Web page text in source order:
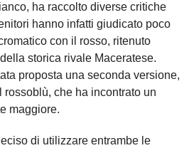
ha raccolto diverse critiche
hanno infatti giudicato poco
con il rosso, ritenuto
storica rivale Maceratese.
proposta una seconda versione,
che ha incontrato un
maggiore.
di utilizzare entrambe le